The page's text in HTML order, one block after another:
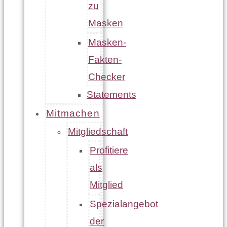
zu
Masken
Masken-
Fakten-
Checker
Statements
Mitmachen
Mitgliedschaft
Profitiere
als
Mitglied
Spezialangebot
der